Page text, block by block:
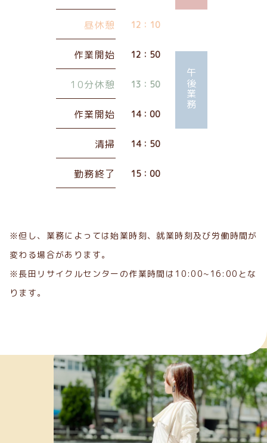
昼休憩 12：10
作業開始 12：50
10分休憩 13：50
作業開始 14：00
清掃 14：50
勤務終了 15：00
午後業務
※但し、業務によっては始業時刻、就業時刻及び労働時間が
変わる場合があります。
※長田リサイクルセンターの作業時間は10:00~16:00とな
ります。